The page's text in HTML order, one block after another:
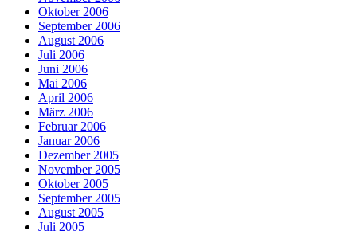
Oktober 2006
September 2006
August 2006
Juli 2006
Juni 2006
Mai 2006
April 2006
März 2006
Februar 2006
Januar 2006
Dezember 2005
November 2005
Oktober 2005
September 2005
August 2005
Juli 2005